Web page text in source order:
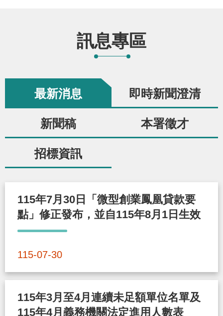
導
區
相
連
結
網
導
民
信
文
客
統
資
i
回
頁
R
訊息專區
最新消息 即時新聞澄清
新聞稿 本署徵才
招標資訊
115年7月30日「微型創業鳳凰貸款要
點」修正發布，並自115年8月1日生效
115-07-30
115年3月至4月連續未足額單位名單及
115年4月義務機關法定進用人數表